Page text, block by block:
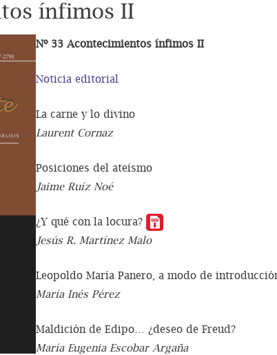
ínfimos II
Nº 33 Acontecimientos ínfimos II
Noticia editorial
La carne y lo divino
Laurent Cornaz
Posiciones del ateísmo
Jaime Ruíz Noé
¿Y qué con la locura?
Jesús R. Martínez Malo
Leopoldo María Panero, a modo de
María Inés Pérez
Maldición de Edipo… ¿deseo de Freud?
María Eugenia Escobar Argaña